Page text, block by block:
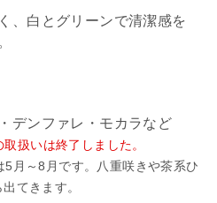
、白とグリーンで清潔感を
デンファレ・モカラなど
扱いは終了しました。
月～8月です。八重咲きや茶系ひ
てきます。